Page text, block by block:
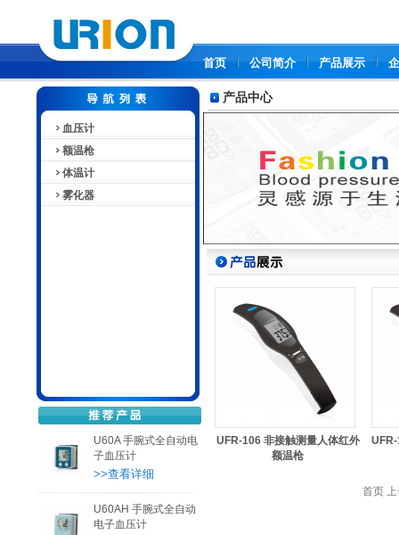
首页 公司简介 产品展示
血压计
额温枪
体温计
雾化器
U60A 手腕式全自动电
子血压计
>>查看详细
U60AH 手腕式全自动
电子血压计
产品中心
UFR-106 非接触测量人体红外
额温枪
首页